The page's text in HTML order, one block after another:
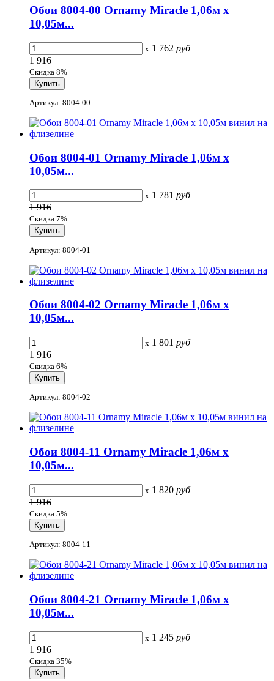
Обои 8004-00 Ornamy Miracle 1,06м х
10,05м...
x 1 762 руб
1 916
Скидка 8%
Артикул: 8004-00
Обои 8004-01 Ornamy Miracle 1,06м х
10,05м...
x 1 781 руб
1 916
Скидка 7%
Артикул: 8004-01
Обои 8004-02 Ornamy Miracle 1,06м х
10,05м...
x 1 801 руб
1 916
Скидка 6%
Артикул: 8004-02
Обои 8004-11 Ornamy Miracle 1,06м х
10,05м...
x 1 820 руб
1 916
Скидка 5%
Артикул: 8004-11
Обои 8004-21 Ornamy Miracle 1,06м х
10,05м...
x 1 245 руб
1 916
Скидка 35%